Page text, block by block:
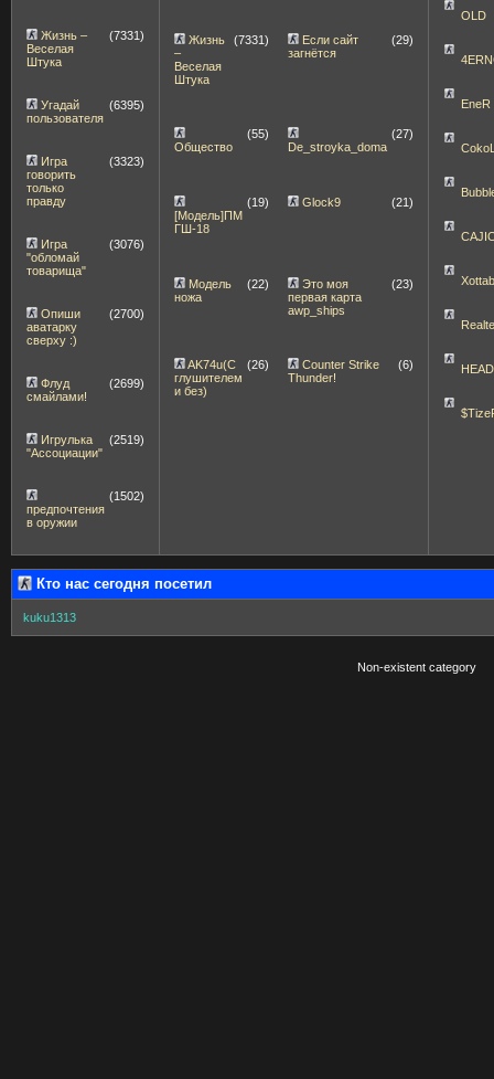
Жизнь –
Веселая
Штука
(7331)
Угадай
пользователя
(6395)
Игра
говорить
только
правду
(3323)
Игра
"обломай
товарища"
(3076)
Опиши
аватарку
сверху :)
(2700)
Флуд
смайлами!
(2699)
Игрулька
"Ассоциации"
(2519)
предпочтения
в оружии
(1502)
Жизнь
–
Веселая
Штука
(7331)
Если сайт
загнётся
(29)
Общество
(55)
De_stroyka_doma
(27)
[Модель]ПМ
ГШ-18
(19) Glock9 (21)
Модель
ножа
(22)
Это моя
первая карта
awp_ships
(23)
AK74u(С
глушителем
и без)
(26)
Counter Strike
Thunder!
(6)
OLD
EneR
Кто нас сегодня посетил
kuku1313
Non-existent category